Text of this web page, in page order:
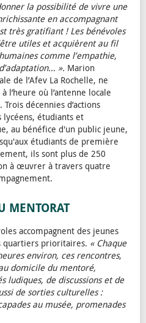
la possibilité de vivre une
en accompagnant
très gratifiant ! Les bénévoles
utiles et acquièrent au fil
comme l’empathie,
». Marion
de l’Afev La Rochelle, ne
l’heure où l’antenne locale
décennies d’actions
lycéens, étudiants et
au bénéfice d'un public jeune,
étudiants de première
ils sont plus de 250
à œuvrer à travers quatre
MENTORAT
accompagnent des jeunes
quartiers prioritaires. « Chaque
environ, ces rencontres,
domicile du mentoré,
ludiques, de discussions et de
de sorties culturelles :
au musée, promenades